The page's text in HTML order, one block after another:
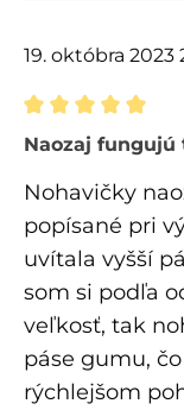
19. októbra 2023
Recenzia s
Naozaj fungujú
Nohavičky
popísané pri
uvítala vyšší
som si podľa
veľkosť, tak
páse gumu,
rýchlejšom